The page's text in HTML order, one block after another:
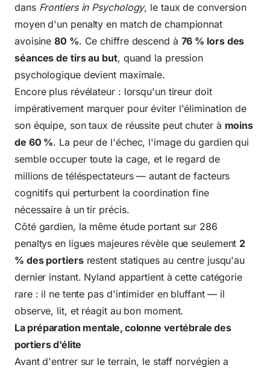
dans Frontiers in Psychology, le taux de conversion
moyen d'un penalty en match de championnat
avoisine80 %. Ce chiffre descend à 76 % lors des
séances de tirs au but, quand la pression
psychologique devient maximale.
Encore plus révélateur : lorsqu'un tireur doit
impérativement marquer pour éviter l'élimination de
son équipe, son taux de réussite peut chuter à moins
de 60 %. La peur de l'échec, l'image du gardien qui
semble occuper toute la cage, et le regard de
millions de téléspectateurs — autant de facteurs
cognitifs qui perturbent la coordination fine
nécessaire à un tir précis.
Côté gardien, la même étude portant sur 286
penaltys en ligues majeures révèle que seulement 2
% des portiersrestent statiques au centre jusqu'au
dernier instant. Nyland appartient à cette catégorie
rare : il ne tente pas d'intimider en bluffant — il
observe, lit, et réagit au bon moment.
La préparation mentale, colonne vertébrale des
portiers d'élite
Avant d'entrer sur le terrain, le staff norvégien a